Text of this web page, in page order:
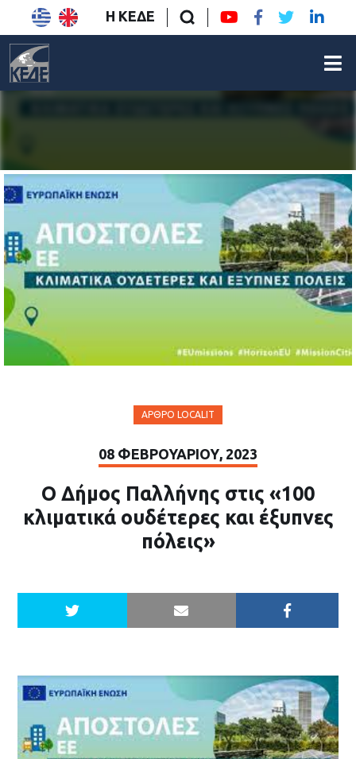
Η ΚΕΔΕ
ΆΡΘΡΟ LOCALIT
08 ΦΕΒΡΟΥΑΡΊΟΥ, 2023
Ο Δήμος Παλλήνης στις «100
κλιματικά ουδέτερες και έξυπνες
πόλεις»